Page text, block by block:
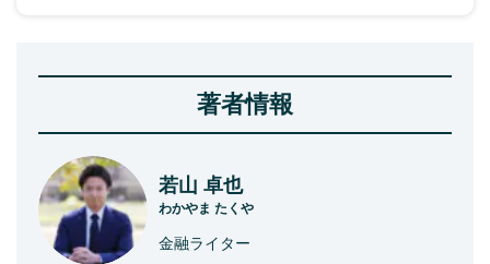
著者情報
若山 卓也
わかやま たくや
金融ライター